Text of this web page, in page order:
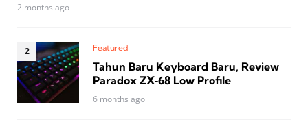
2 months ago
Featured
Tahun Baru Keyboard Baru, Review
Paradox ZX‑68 Low Profile
6 months ago